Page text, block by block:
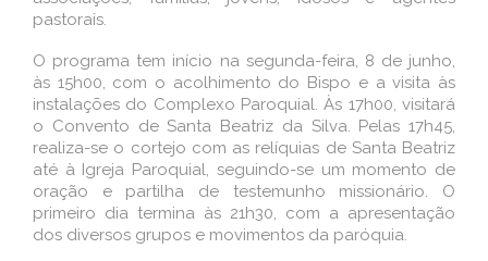
pastorais.
O programa tem início na segunda-feira, 8 de junho,
às 15h00, com o acolhimento do Bispo e a visita às
instalações do Complexo Paroquial. Às 17h00, visitará
o Convento de Santa Beatriz da Silva. Pelas 17h45,
realiza-se o cortejo com as relíquias de Santa Beatriz
até à Igreja Paroquial, seguindo-se um momento de
oração e partilha de testemunho missionário. O
primeiro dia termina às 21h30, com a apresentação
dos diversos grupos e movimentos da paróquia.